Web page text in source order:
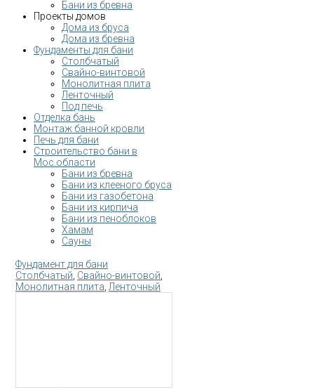
Бани из бревна
Проекты домов
Дома из бруса
Дома из бревна
Фундаменты для бани
Столбчатый
Свайно-винтовой
Монолитная плита
Ленточный
Под печь
Отделка бань
Монтаж банной кровли
Печь для бани
Строительство бани в
Мос.области
Бани из бревна
Бани из клееного бруса
Бани из газобетона
Бани из кирпича
Бани из пеноблоков
Хамам
Сауны
Фундамент для бани
Столбчатый Свайно-винтовой
Монолитная плита Ленточный